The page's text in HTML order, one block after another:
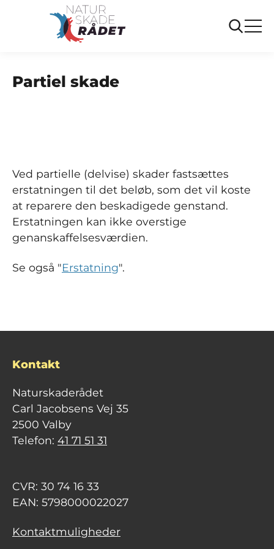
Ofte stillede spørgsmål
Partiel skade
Ved partielle (delvise) skader fastsættes
erstatningen til det beløb, som det vil koste
at reparere den beskadigede genstand.
Erstatningen kan ikke overstige
genanskaffelsesværdien.
Se også "Erstatning".
Kontakt
Naturskaderådet
Carl Jacobsens Vej 35
2500 Valby
Telefon: 41 71 51 31
CVR: 30 74 16 33
EAN: 5798000022027
Kontaktmuligheder